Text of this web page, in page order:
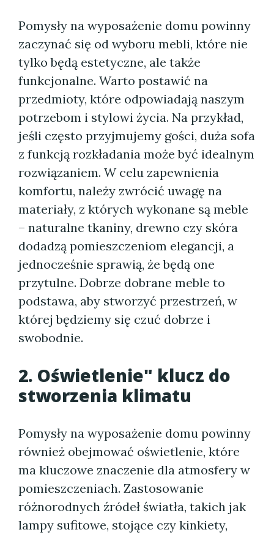
Pomysły na wyposażenie domu powinny
zaczynać się od wyboru mebli, które nie
tylko będą estetyczne, ale także
funkcjonalne. Warto postawić na
przedmioty, które odpowiadają naszym
potrzebom i stylowi życia. Na przykład,
jeśli często przyjmujemy gości, duża sofa
z funkcją rozkładania może być idealnym
rozwiązaniem. W celu zapewnienia
komfortu, należy zwrócić uwagę na
materiały, z których wykonane są meble
– naturalne tkaniny, drewno czy skóra
dodadzą pomieszczeniom elegancji, a
jednocześnie sprawią, że będą one
przytulne. Dobrze dobrane meble to
podstawa, aby stworzyć przestrzeń, w
której będziemy się czuć dobrze i
swobodnie.
2. Oświetlenie" klucz do
stworzenia klimatu
Pomysły na wyposażenie domu powinny
również obejmować oświetlenie, które
ma kluczowe znaczenie dla atmosfery w
pomieszczeniach. Zastosowanie
różnorodnych źródeł światła, takich jak
lampy sufitowe, stojące czy kinkiety,